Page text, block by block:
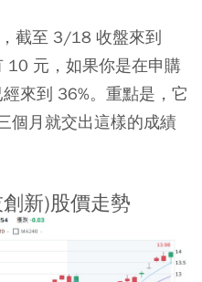
截至 3/18 收盤來到
10 元，如果你是在申購
來到 36%。重點是，它
個月就交出這樣的成績
新)股價走勢